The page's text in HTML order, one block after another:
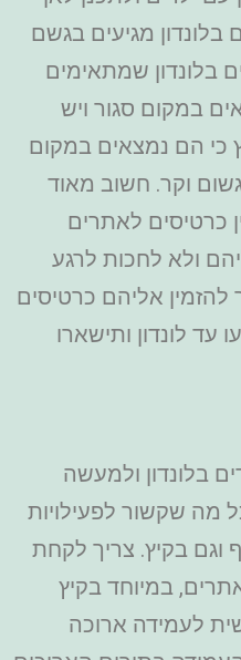
בלונדון מגיעים בגשם
בלונדון שמתאימים
במקום סגור ויש
כי הם נמצאים במקום
וקר. חשוב מאוד
כרטיסים לאתרים
ולא לחכות לרגע
להזמין אליהם כרטיסים
עד לונדון ותישארו
בלונדון ולמעשה
מה שקשור לפעילויות
וגם בקיץ. צריך לקחת
במיוחד בקיץ
לעמידה ארוכה